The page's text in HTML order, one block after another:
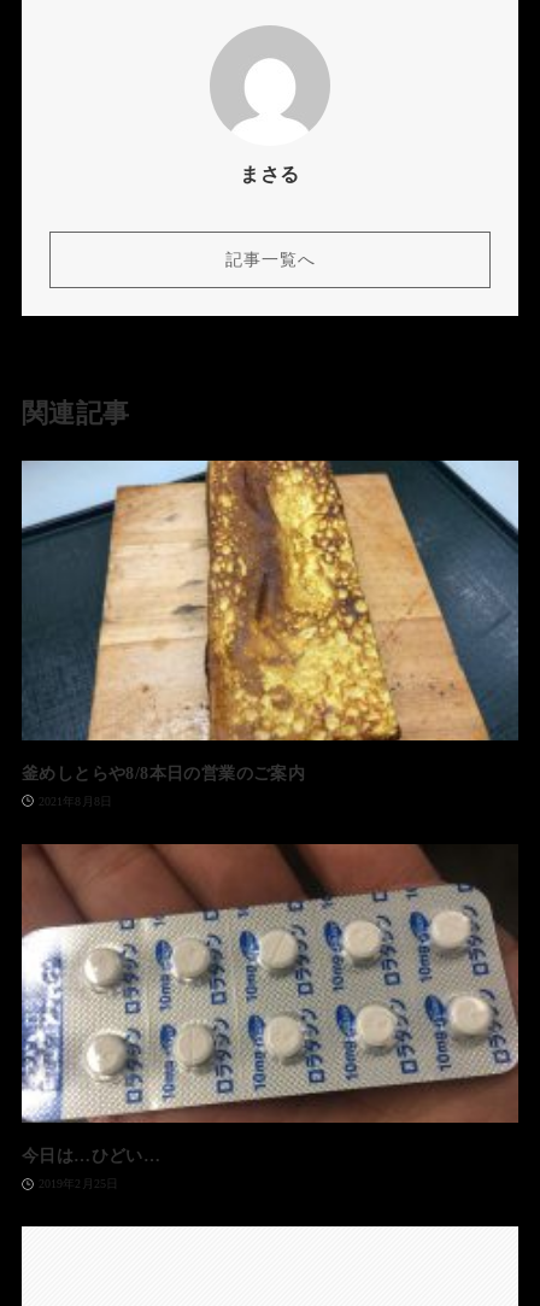
まさる
記事一覧へ
関連記事
釜めしとらや8/8本日の営業のご案内
2021年8月8日
今日は…ひどい…
2019年2月25日